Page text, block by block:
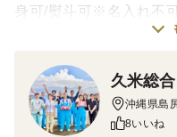
身可/熨斗可※名入れ不
せんのでご注意ください
また、時間が経過する
品発送から4日目には廃
久米総
沖縄県島
8いいね